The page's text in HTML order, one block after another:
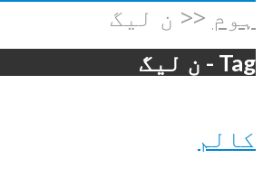
ہوم << ن لیگ
Tag - ن لیگ
کالم